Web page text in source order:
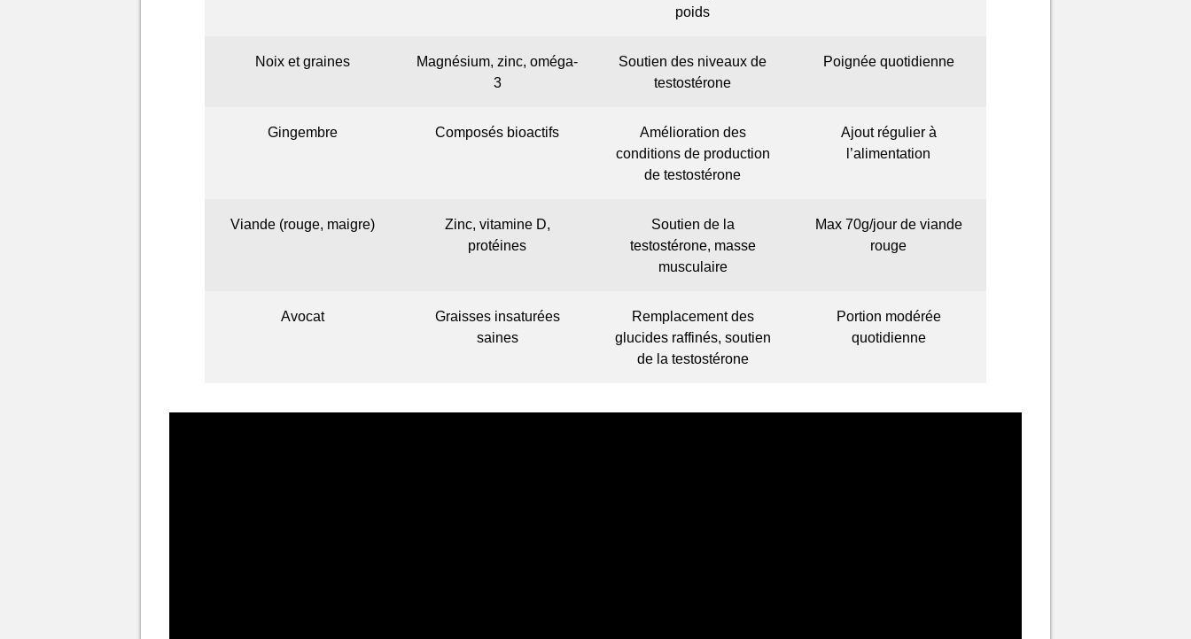
poids
Noix et graines
Magnésium, zinc, oméga-
3
Soutien des niveaux de
testostérone
Poignée quotidienne
Gingembre Composés bioactifs
Amélioration des
conditions de production
de testostérone
Ajout régulier à
l’alimentation
Viande (rouge, maigre)
Zinc, vitamine D,
protéines
Soutien de la
testostérone, masse
musculaire
Max 70g/jour de viande
rouge
Avocat
Graisses insaturées
saines
Remplacement des
glucides raffinés, soutien
de la testostérone
Portion modérée
quotidienne